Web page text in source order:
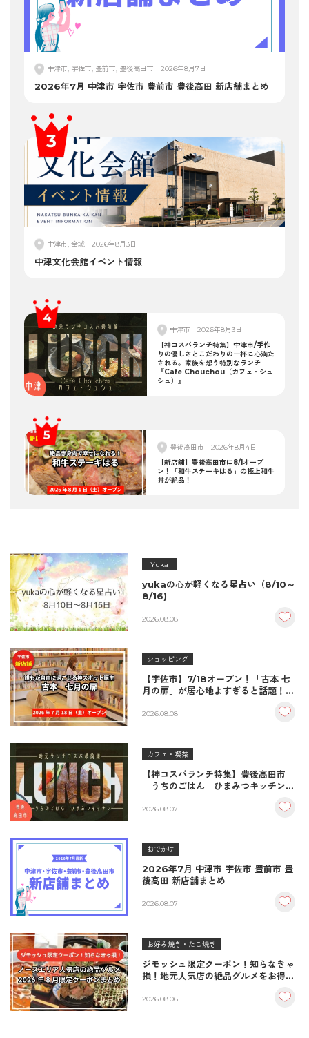
中津市, 宇佐市, 豊前市, 豊後高田市 2026年8月7日
2026年7月 中津市 宇佐市 豊前市 豊後高田 新店舗まとめ
中津市, 全域 2026年8月3日
中津文化会館イベント情報
中津市
2026年8月3日
【神コスパランチ特集】中津市/手作
りの優しさとこだわりの一杯に心満た
される。家族を想う特別なランチ
『Cafe Chouchou（カフェ・シュ
シュ）』
豊後高田市
2026年8月4日
【新店舗】豊後高田市に8/1オープ
ン！「和牛ステーキはる」の極上和牛
丼が絶品！
Yuka
yukaの心が軽くなる星占い（8/10～
8/16)
2026.08.08
ショッピング
【宇佐市】7/18オープン！「古本 七
月の扉」が居心地よすぎると話題！絶
至福の読書空間
2026.08.08
カフェ・喫茶
【神コスパランチ特集】豊後高田市
「うちのごはん ひまみつキッチン」
＆生姜焼き！
2026.08.07
おでかけ
2026年7月 中津市 宇佐市 豊前市 豊
後高田 新店舗まとめ
2026.08.07
お好み焼き・たこ焼き
ジモッシュ限定クーポン！知らなきゃ
損！地元人気店の絶品グルメをお得に
2026.08.06